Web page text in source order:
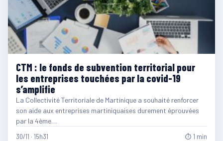
CTM : le fonds de subvention territorial pour
les entreprises touchées par la covid-19
s’amplifie
La Collectivité Territoriale de Martinique a souhaité renforcer
son aide aux entreprises martiniquaises durement éprouvées
par la 4ème…
30/11 · 15h31 ⏱ 1 min